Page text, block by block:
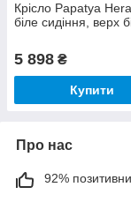
Крісло Papatya
біле сидіння, верх
5 898 ₴
Купити
Про нас
92%